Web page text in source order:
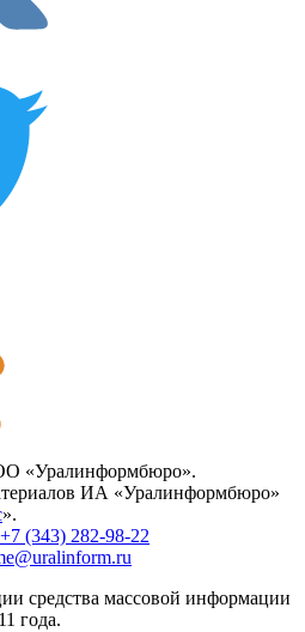
«Уралинформбюро».
ИА «Уралинформбюро»
».
+7 (343) 282-98-22
средства массовой информации
года.